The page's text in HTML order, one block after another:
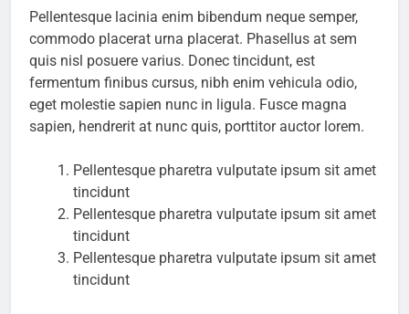
Pellentesque lacinia enim bibendum neque semper,
commodo placerat urna placerat. Phasellus at sem
quis nisl posuere varius. Donec tincidunt, est
fermentum finibus cursus, nibh enim vehicula odio,
eget molestie sapien nunc in ligula. Fusce magna
sapien, hendrerit at nunc quis, porttitor auctor lorem.
Pellentesque pharetra vulputate ipsum sit amet
tincidunt
Pellentesque pharetra vulputate ipsum sit amet
tincidunt
Pellentesque pharetra vulputate ipsum sit amet
tincidunt